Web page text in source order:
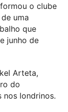
o clube
uma
que
junho de
Arteta,
do
nos londrinos.